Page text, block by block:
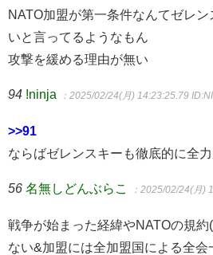
NATO加盟が第一条件なんてゼレ
いと言ってるようなもん
攻撃を緩める理由が無い
94 !ninja ：2025/02/24(月) 14:23:25.79
>>91
ならばゼレンスキーも徹底的に全
56 名無しどんぶらこ ：2025/02/24(月)
戦争が始まった経緯やNATOの規約
ない&加盟には全加盟国による全会